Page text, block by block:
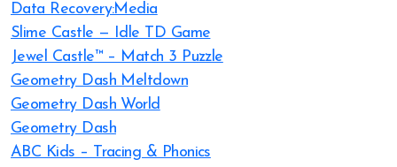
Data Recovery:Media
Slime Castle — Idle TD Game
Jewel Castle™ – Match 3 Puzzle
Geometry Dash Meltdown
Geometry Dash World
Geometry Dash
ABC Kids – Tracing & Phonics